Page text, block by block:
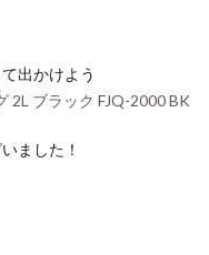
出かけよう
2L ブラック FJQ-2000 BK
ました！